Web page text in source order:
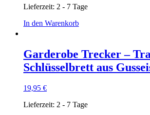
Lieferzeit: 2 - 7 Tage
In den Warenkorb
Garderobe Trecker –
Schlüsselbrett aus
19,95 €
Lieferzeit: 2 - 7 Tage